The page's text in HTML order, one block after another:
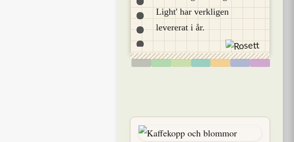
Light' har verkligen
levererat i år.